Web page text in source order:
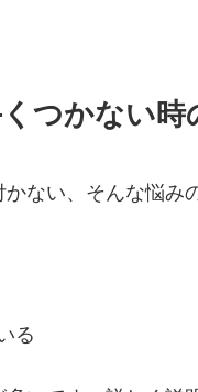
つかない時
ない、そんな悩み
る